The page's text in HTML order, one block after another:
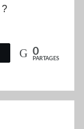
?
Tweetez0
PARTAGES